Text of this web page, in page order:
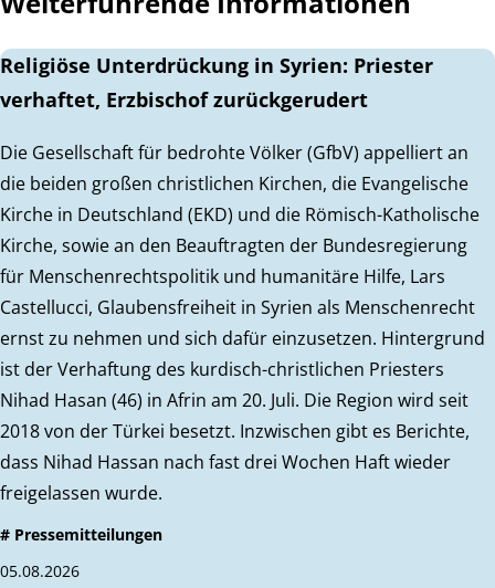
Religiöse Unterdrückung in Syrien: Priester
verhaftet, Erzbischof zurückgerudert
Die Gesellschaft für bedrohte Völker (GfbV) appelliert an
die beiden großen christlichen Kirchen, die Evangelische
Kirche in Deutschland (EKD) und die Römisch-Katholische
Kirche, sowie an den Beauftragten der Bundesregierung
für Menschenrechtspolitik und humanitäre Hilfe, Lars
Castellucci, Glaubensfreiheit in Syrien als Menschenrecht
ernst zu nehmen und sich dafür einzusetzen. Hintergrund
ist der Verhaftung des kurdisch-christlichen Priesters
Nihad Hasan (46) in Afrin am 20. Juli. Die Region wird seit
2018 von der Türkei besetzt. Inzwischen gibt es Berichte,
dass Nihad Hassan nach fast drei Wochen Haft wieder
freigelassen wurde.
# Pressemitteilungen
05.08.2026